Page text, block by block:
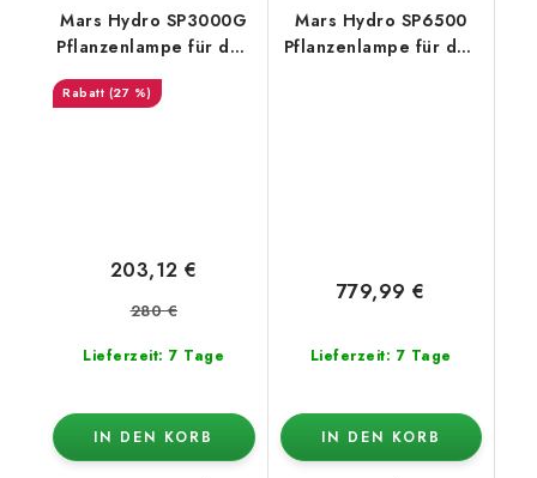
Mars Hydro SP3000G
Pflanzenlampe für den
Anbau
(27 %)
Lieferzeit: 7 Tage
203,12 €
280 €
IN DEN KORB
Mars Hydro SP6500
Pflanzenlampe für den
Lieferzeit: 7 Tage
779,99 €
IN DEN KORB